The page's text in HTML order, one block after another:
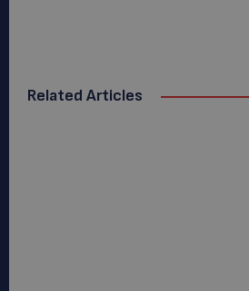
Related Articles